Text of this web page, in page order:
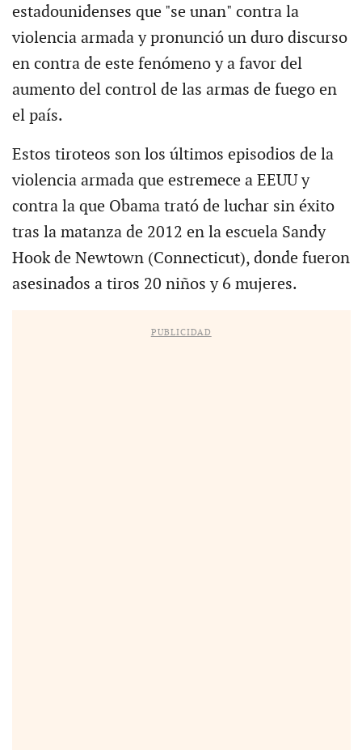
estadounidenses que "se unan" contra la
violencia armada y pronunció un duro discurso
en contra de este fenómeno y a favor del
aumento del control de las armas de fuego en
el país.
Estos tiroteos son los últimos episodios de la
violencia armada que estremece a EEUU y
contra la que Obama trató de luchar sin éxito
tras la matanza de 2012 en la escuela Sandy
Hook de Newtown (Connecticut), donde fueron
asesinados a tiros 20 niños y 6 mujeres.
PUBLICIDAD